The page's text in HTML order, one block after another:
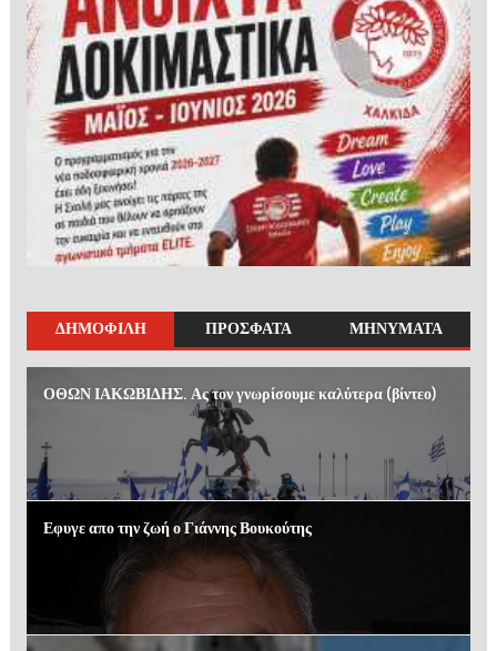
ΔΗΜΟΦΙΛΗ ΠΡΟΣΦΑΤΑ ΜΗΝΥΜΑΤΑ
ΟΘΩΝ ΙΑΚΩΒΙΔΗΣ. Ας τον γνωρίσουμε καλύτερα (βίντεο)
Εφυγε απο την ζωή ο Γιάννης Βουκούτης